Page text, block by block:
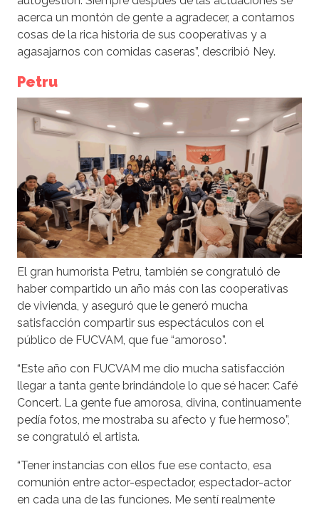
acerca un montón de gente a agradecer, a contarnos
cosas de la rica historia de sus cooperativas y a
agasajarnos con comidas caseras”, describió Ney.
Petru
El gran humorista Petru, también se congratuló de
haber compartido un año más con las cooperativas
de vivienda, y aseguró que le generó mucha
satisfacción compartir sus espectáculos con el
público de FUCVAM, que fue “amoroso”.
“Este año con FUCVAM me dio mucha satisfacción
llegar a tanta gente brindándole lo que sé hacer: Café
Concert. La gente fue amorosa, divina, continuamente
pedía fotos, me mostraba su afecto y fue hermoso”,
se congratuló el artista.
“Tener instancias con ellos fue ese contacto, esa
comunión entre actor-espectador, espectador-actor
en cada una de las funciones. Me sentí realmente